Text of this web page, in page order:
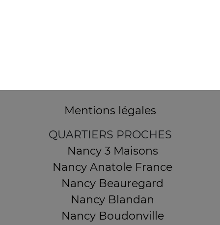
Mentions légales
QUARTIERS PROCHES
Nancy 3 Maisons
Nancy Anatole France
Nancy Beauregard
Nancy Blandan
Nancy Boudonville